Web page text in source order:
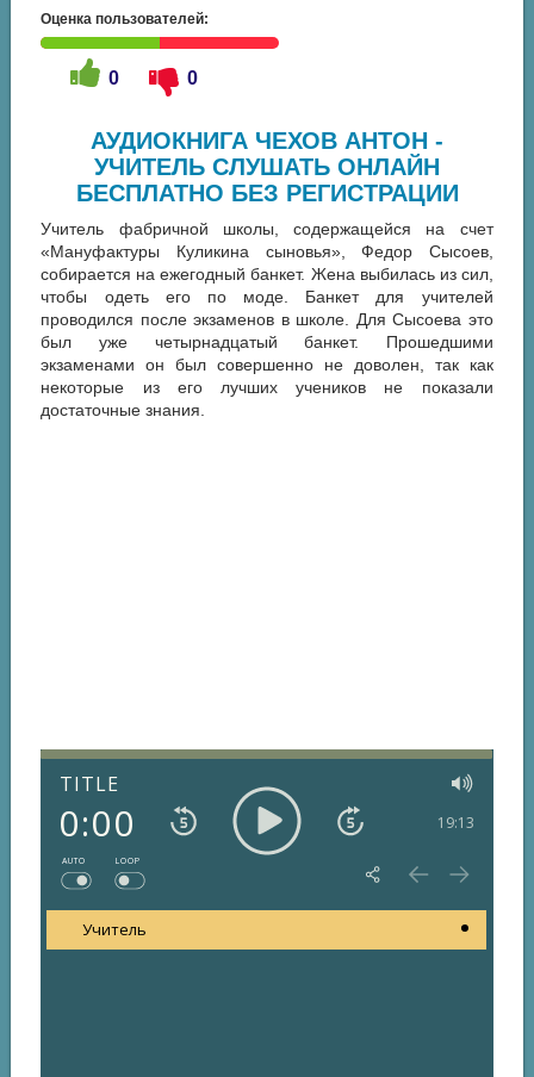
Оценка пользователей:
0 0
АУДИОКНИГА ЧЕХОВ АНТОН -
УЧИТЕЛЬ СЛУШАТЬ ОНЛАЙН
БЕСПЛАТНО БЕЗ РЕГИСТРАЦИИ
Учитель фабричной школы, содержащейся на счет
«Мануфактуры Куликина сыновья», Федор Сысоев,
собирается на ежегодный банкет. Жена выбилась из сил,
чтобы одеть его по моде. Банкет для учителей
проводился после экзаменов в школе. Для Сысоева это
был уже четырнадцатый банкет. Прошедшими
экзаменами он был совершенно не доволен, так как
некоторые из его лучших учеников не показали
достаточные знания.
TITLE
0:00 19:13
AUTO LOOP
Учитель